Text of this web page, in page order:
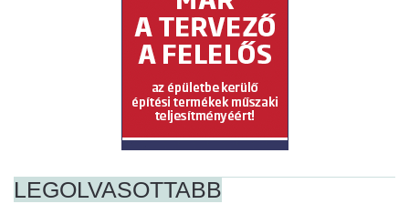
LEGOLVASOTTABB